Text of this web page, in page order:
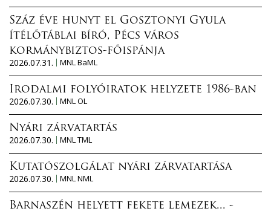
Száz éve hunyt el Gosztonyi Gyula
ítélőtáblai bíró, Pécs város
kormánybiztos-főispánja
2026.07.31.
MNL BaML
Irodalmi folyóiratok helyzete 1986-ban
2026.07.30.
MNL OL
Nyári zárvatartás
2026.07.30.
MNL TML
Kutatószolgálat nyári zárvatartása
2026.07.30.
MNL NML
Barnaszén helyett fekete lemezek... -